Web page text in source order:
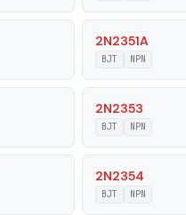
(ft)
50 MHz
20 pF
max|
2N2351A
BJT NPN
2N2353
BJT NPN
2N2354
BJT NPN